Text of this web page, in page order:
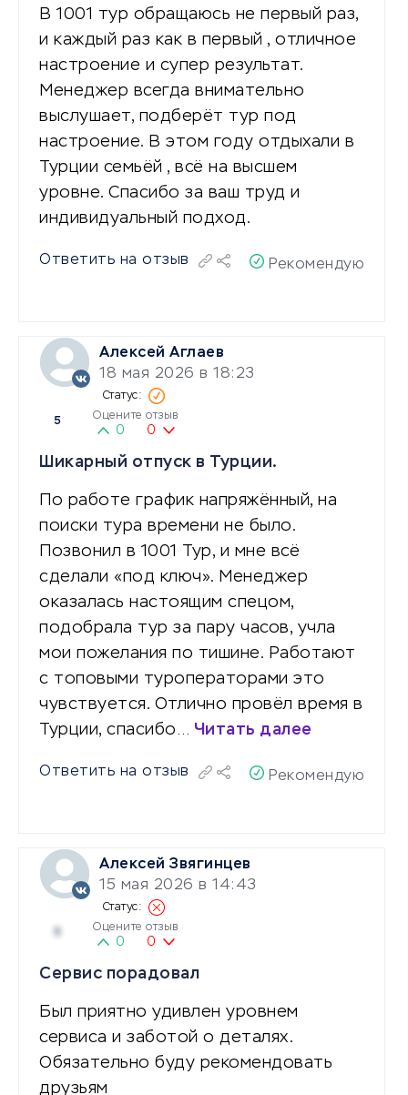
В 1001 тур обращаюсь не первый раз,
и каждый раз как в первый , отличное
настроение и супер результат.
Менеджер всегда внимательно
выслушает, подберёт тур под
настроение. В этом году отдыхали в
Турции семьёй , всё на высшем
уровне. Спасибо за ваш труд и
индивидуальный подход.
Ответить на отзыв Рекомендую
Алексей Аглаев
18 мая 2026 в 18:23
5 Оцените отзыв
0 0
Шикарный отпуск в Турции.
По работе график напряжённый, на
поиски тура времени не было.
Позвонил в 1001 Тур, и мне всё
сделали «под ключ». Менеджер
оказалась настоящим спецом,
подобрала тур за пару часов, учла
мои пожелания по тишине. Работают
с топовыми туроператорами это
чувствуется. Отлично провёл время в
Турции, спасибо… Читать далее
Ответить на отзыв Рекомендую
Алексей Звягинцев
15 мая 2026 в 14:43
Оцените отзыв
0 0
Сервис порадовал
Был приятно удивлен уровнем
сервиса и заботой о деталях.
Обязательно буду рекомендовать
друзьям